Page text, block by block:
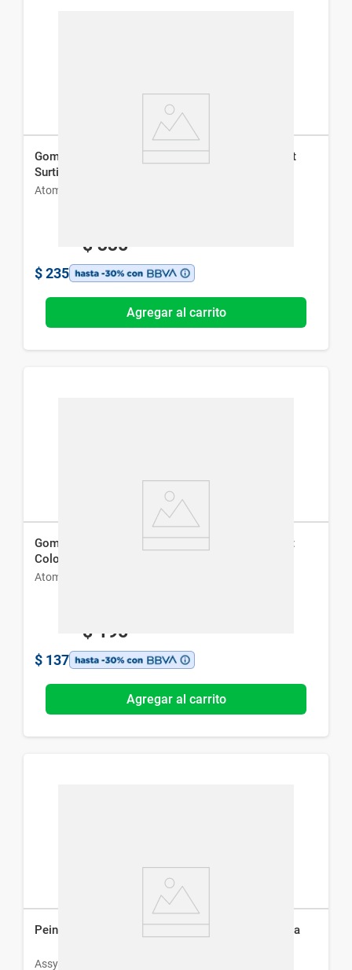
Gomita de Pelo Repelente De Piojos Atomprotect
Surtido x 2 un
Atomprotect
$ 335
$ 235
Agregar al carrito
Gomita de Pelo Repelente de Piojos Atomprotect
Color Vainilla
Atomprotect
$ 195
$ 137
Agregar al carrito
Peine de Acero Inoxidable Assy 2000 Pediculicida
Assy